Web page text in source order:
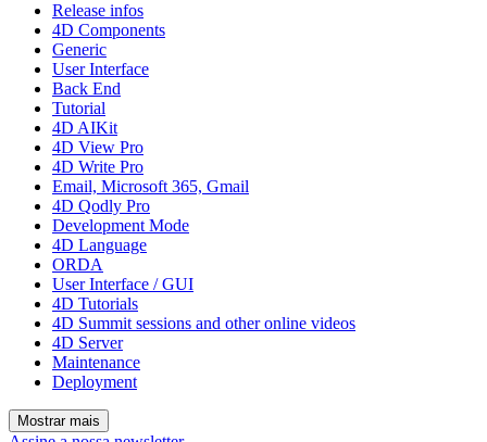
Release infos
4D Components
Generic
User Interface
Back End
Tutorial
4D AIKit
4D View Pro
4D Write Pro
Email, Microsoft 365, Gmail
4D Qodly Pro
Development Mode
4D Language
ORDA
User Interface / GUI
4D Tutorials
4D Summit sessions and other online videos
4D Server
Maintenance
Deployment
Mostrar mais